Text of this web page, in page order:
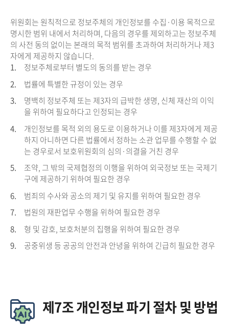
위원회는 원칙적으로 정보주체의 개인정보를 수집·이용 목적으로
명시한 범위 내에서 처리하며, 다음의 경우를 제외하고는 정보주체
의 사전 동의 없이는 본래의 목적 범위를 초과하여 처리하거나 제3
자에게 제공하지 않습니다.
1.
정보주체로부터 별도의 동의를 받는 경우
2.
법률에 특별한 규정이 있는 경우
3.
명백히 정보주체 또는 제3자의 급박한 생명, 신체 재산의 이익
을 위하여 필요하다고 인정되는 경우
4.
개인정보를 목적 외의 용도로 이용하거나 이를 제3자에게 제공
하지 아니하면 다른 법률에서 정하는 소관 업무를 수행할 수 없
는 경우로서 보호위원회의 심의·의결을 거친 경우
5.
조약, 그 밖의 국제협정의 이행을 위하여 외국정보 또는 국제기
구에 제공하기 위하여 필요한 경우
6.
범죄의 수사와 공소의 제기 및 유지를 위하여 필요한 경우
7.
법원의 재판업무 수행을 위하여 필요한 경우
8.
형 및 감호, 보호처분의 집행을 위하여 필요한 경우
9.
공중위생 등 공공의 안전과 안녕을 위하여 긴급히 필요한 경우
제7조 개인정보 파기 절차 및 방법